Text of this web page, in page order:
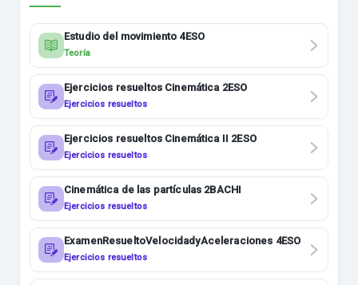
Estudio del movimiento 4ESO
Teoría
Ejercicios resueltos Cinemática 2ESO
Ejercicios resueltos
Ejercicios resueltos Cinemática II 2ESO
Ejercicios resueltos
Cinemática de las partículas 2BACHI
Ejercicios resueltos
ExamenResueltoVelocidadyAceleraciones 4ESO
Ejercicios resueltos